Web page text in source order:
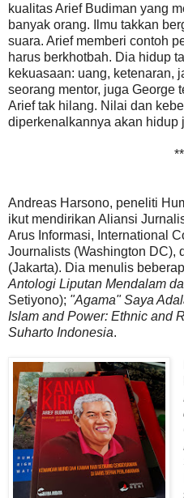
kualitas Arief Budiman yang
banyak orang. Ilmu takkan
suara. Arief memberi contoh
harus berkhotbah. Dia hidup
kekuasaan: uang, ketenaran,
seorang mentor, juga George
Arief tak hilang. Nilai dan
diperkenalkannya akan hidup
Andreas Harsono, peneliti
ikut mendirikan Aliansi
Arus Informasi, International
Journalists (Washington DC),
(Jakarta). Dia menulis
Antologi Liputan Mendalam
Setiyono); "Agama" Saya
Islam and Power: Ethnic and
Suharto Indonesia.